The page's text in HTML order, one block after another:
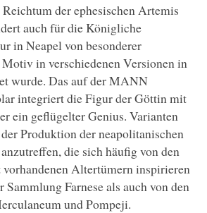
der ephesischen Artemis
auch für die Königliche
in Neapel von besonderer
in verschiedenen Versionen in
wurde. Das auf der MANN
integriert die Figur der Göttin mit
ein geflügelter Genius. Varianten
Produktion der neapolitanischen
die sich häufig von den
vorhandenen Altertümern inspirieren
Sammlung Farnese als auch von den
und Pompeji.